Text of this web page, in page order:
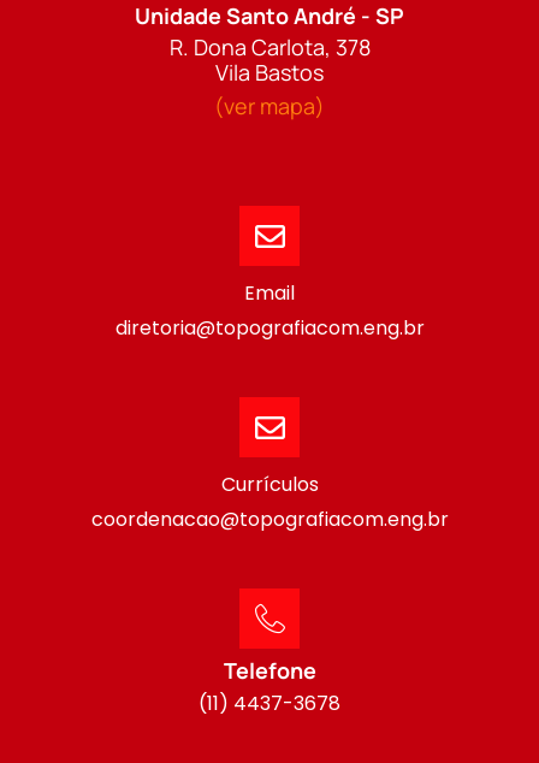
Unidade Santo André - SP
R. Dona Carlota, 378
Vila Bastos
(ver mapa)
Email
diretoria@topografiacom.eng.br
Currículos
coordenacao@topografiacom.eng.br
Telefone
(11) 4437-3678